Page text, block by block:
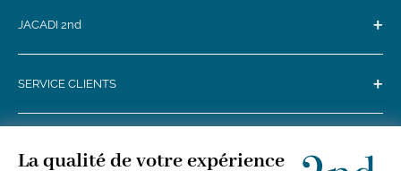
JACADI 2nd +
SERVICE CLIENTS +